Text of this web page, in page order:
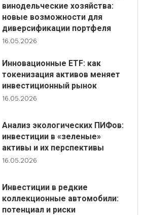
винодельческие хозяйства:
новые возможности для
диверсификации портфеля
16.05.2026
Инновационные ETF: как
токенизация активов меняет
инвестиционный рынок
16.05.2026
Анализ экологических ПИФов:
инвестиции в «зеленые»
активы и их перспективы
16.05.2026
Инвестиции в редкие
коллекционные автомобили:
потенциал и риски